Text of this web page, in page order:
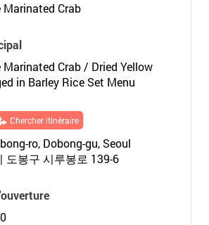
Marinated Crab
Marinated Crab / Dried Yellow
in Barley Rice Set Menu
Chercher itinéraire
ro, Dobong-gu, Seoul
도봉구 시루봉로 139-6